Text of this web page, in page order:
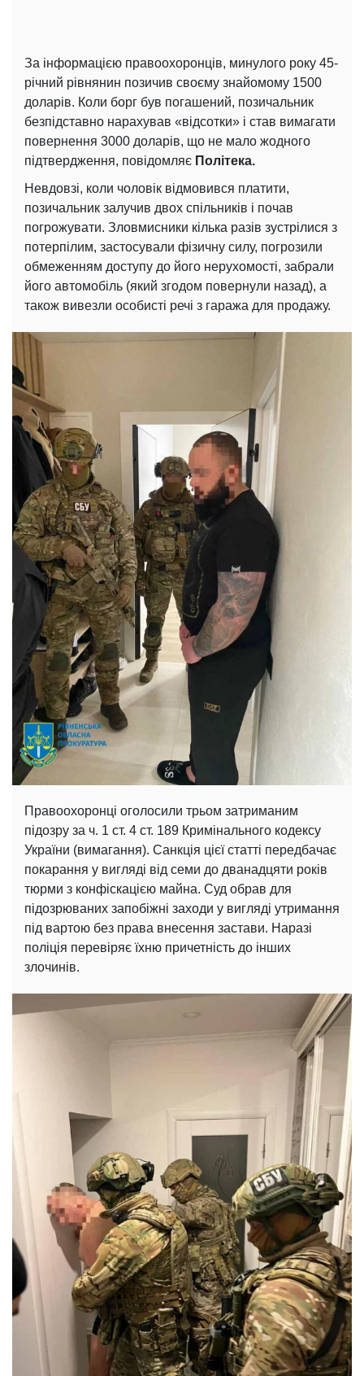
За інформацією правоохоронців, минулого року 45-
річний рівнянин позичив своєму знайомому 1500
доларів. Коли борг був погашений, позичальник
безпідставно нарахував «відсотки» і став вимагати
повернення 3000 доларів, що не мало жодного
підтвердження, повідомляє Політека.
Невдовзі, коли чоловік відмовився платити,
позичальник залучив двох спільників і почав
погрожувати. Зловмисники кілька разів зустрілися з
потерпілим, застосували фізичну силу, погрозили
обмеженням доступу до його нерухомості, забрали
його автомобіль (який згодом повернули назад), а
також вивезли особисті речі з гаража для продажу.
Правоохоронці оголосили трьом затриманим
підозру за ч. 1 ст. 4 ст. 189 Кримінального кодексу
України (вимагання). Санкція цієї статті передбачає
покарання у вигляді від семи до дванадцяти років
тюрми з конфіскацією майна. Суд обрав для
підозрюваних запобіжні заходи у вигляді утримання
під вартою без права внесення застави. Наразі
поліція перевіряє їхню причетність до інших
злочинів.